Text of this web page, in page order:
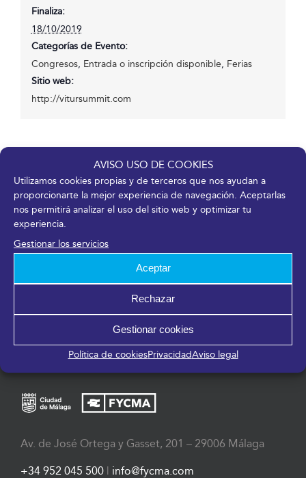
AVISO USO DE COOKIES
Utilizamos cookies propias y de terceros que nos ayudan a
proporcionarte la mejor experiencia de navegación. Aceptarlas
nos permitirá analizar el uso del sitio web y optimizar tu
experiencia.
Gestionar los servicios
Aceptar
Rechazar
Gestionar cookies
Política de cookiesPrivacidadAviso legal
Finaliza:
18/10/2019
Categorías de Evento:
Congresos, Entrada o inscripción disponible, Ferias
Sitio web:
http://vitursummit.com
¡Comparte en tus redes sociales!
Facebook
X LinkedInWhatsAppTelegramPinterestCorreo
electrónico
S-MOVING CELEBRA MÁLAGA
Av. de José Ortega y Gasset, 201 – 29006 Málaga
+34 952 045 500 | info@fycma.com